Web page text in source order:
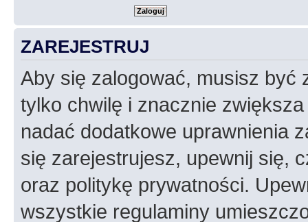
ZAREJESTRUJ
Aby się zalogować, musisz być
tylko chwilę i znacznie
nadać dodatkowe uprawnienia
się zarejestrujesz, upewnij się,
oraz politykę prywatności.
wszystkie regulaminy